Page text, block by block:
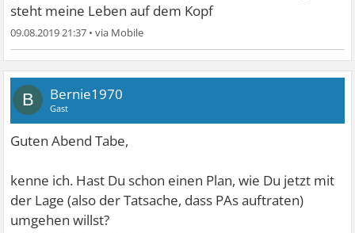
steht meine Leben auf dem Kopf
09.08.2019 21:37 •
B Bernie1970
Gast
Guten Abend Tabe,
kenne ich. Hast Du schon einen Plan, wie Du jetzt mit
der Lage (also der Tatsache, dass PAs auftraten)
umgehen willst?